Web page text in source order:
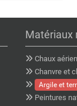
Matériaux
Chaux
Chanvre et
Argile et
Peintures